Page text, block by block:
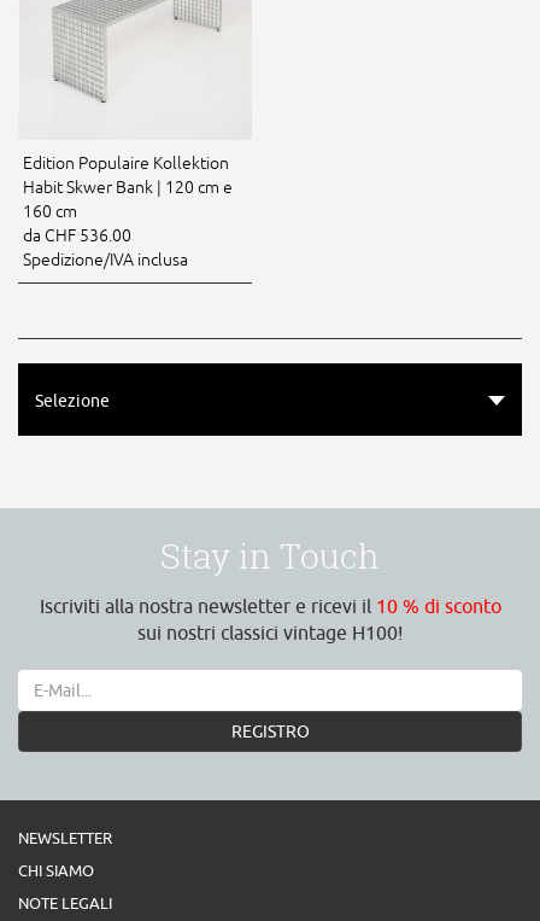
Edition Populaire Kollektion
Habit Skwer Bank | 120 cm e
160 cm
da CHF 536.00
Spedizione/IVA inclusa
Selezione
Stay in Touch
Iscriviti alla nostra newsletter e ricevi il 10 % di sconto
sui nostri classici vintage H100!
REGISTRO
NEWSLETTER
CHI SIAMO
NOTE LEGALI